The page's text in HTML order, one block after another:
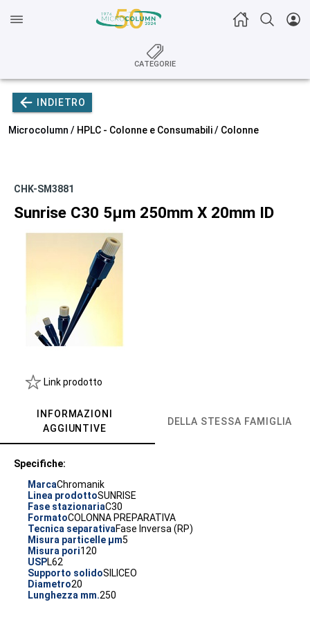
CATEGORIE
INDIETRO
Microcolumn / HPLC - Colonne e Consumabili/ Colonne
CHK-SM3881
Sunrise C30 5µm 250mm X 20mm ID
Link prodotto
INFORMAZIONI
AGGIUNTIVE
DELLA STESSA FAMIGLIA
Specifiche:
MarcaChromanik
Linea prodottoSUNRISE
Fase stazionariaC30
FormatoCOLONNA PREPARATIVA
Tecnica separativaFase Inversa (RP)
Misura particelle µm5
Misura pori120
USPL62
Supporto solidoSILICEO
Diametro20
Lunghezza mm.250